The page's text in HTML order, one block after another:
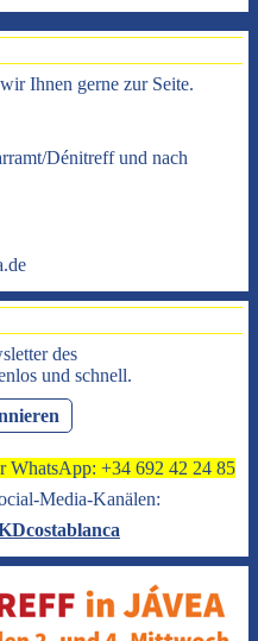
Ihnen gerne zur Seite.
Dénitreff und nach
des
und schnell.
WhatsApp: +34 692 42 24 85
Media-Kanälen: